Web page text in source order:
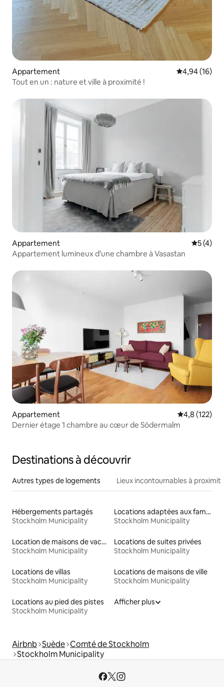
Appartement Évaluation
4,94 (16)
Tout en un : nature et ville à proximité !
Appartement
5 (4)
Appartement lumineux d'une chambre à Vasastan
Appartement Évaluation
4,8 (122)
Dernier étage 1 chambre au cœur de Södermalm
Destinations à découvrir
Autres types de logements Lieux incontournables à
Hébergements partagés
Stockholm Municipality
Locations adaptées aux familles
Stockholm Municipality
Location de maisons de vacances
Stockholm Municipality
Locations de suites privées
Stockholm Municipality
Locations de villas
Stockholm Municipality
Locations de maisons de ville
Stockholm Municipality
Locations au pied des pistes
Stockholm Municipality
Afficher plus
Airbnb Suède Comté de Stockholm
Stockholm Municipality